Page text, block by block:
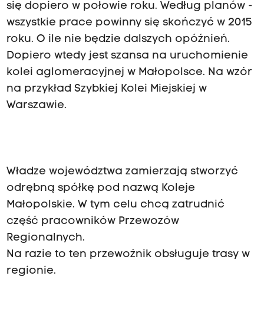
się dopiero w połowie roku. Według planów -
wszystkie prace powinny się skończyć w 2015
roku. O ile nie będzie dalszych opóźnień.
Dopiero wtedy jest szansa na uruchomienie
kolei aglomeracyjnej w Małopolsce. Na wzór
na przykład Szybkiej Kolei Miejskiej w
Warszawie.
Władze województwa zamierzają stworzyć
odrębną spółkę pod nazwą Koleje
Małopolskie. W tym celu chcą zatrudnić
część pracowników Przewozów
Regionalnych.
Na razie to ten przewoźnik obsługuje trasy w
regionie.